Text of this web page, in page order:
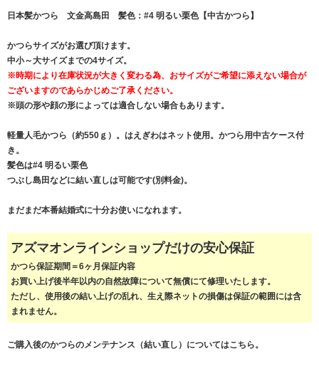
日本髪かつら 文金高島田 髪色：#4 明るい栗色【中古かつら】
かつらサイズがお選び頂けます。
中小～大サイズまでの4サイズ。
※時期により在庫状況が大きく変わる為、おサイズがご希望に添えない場合が
ございますのであらかじめご了承ください。
※頭の形や顔の形によっては適合しない場合もあります。
軽量人毛かつら（約550ｇ）。はえぎわはネット使用。かつら用中古ケース付
き。
髪色は#4 明るい栗色
つぶし島田などに結い直しは可能です(別料金)。
まだまだ本番結婚式に十分お使いになれます。
アズマオンラインショップだけの安心保証
かつら保証期間＝6ヶ月保証内容
お買い上げ後半年以内の自然故障について無償にて修理いたします。
ただし、使用後の結い上げの乱れ、生え際ネットの損傷は保証の範囲には含
まれません。
ご購入後のかつらのメンテナンス（結い直し）についてはこちら。